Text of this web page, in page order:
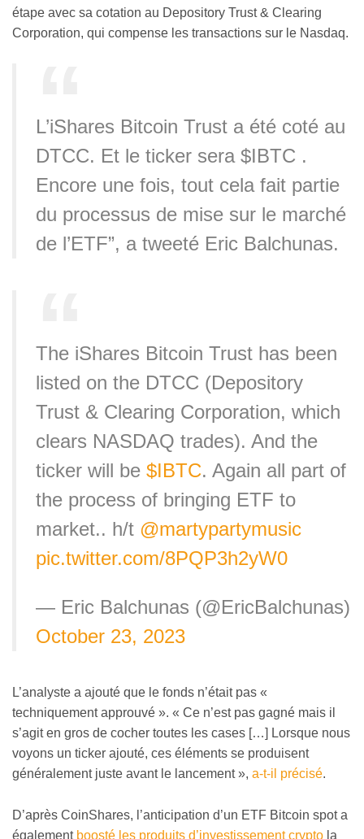
étape avec sa cotation au Depository Trust & Clearing
Corporation, qui compense les transactions sur le Nasdaq.
L’iShares Bitcoin Trust a été coté au
DTCC. Et le ticker sera $IBTC .
Encore une fois, tout cela fait partie
du processus de mise sur le marché
de l’ETF”, a tweeté Eric Balchunas.
The iShares Bitcoin Trust has been
listed on the DTCC (Depository
Trust & Clearing Corporation, which
clears NASDAQ trades). And the
ticker will be $IBTC. Again all part of
the process of bringing ETF to
market.. h/t @martypartymusic
pic.twitter.com/8PQP3h2yW0
— Eric Balchunas (@EricBalchunas)
October 23, 2023
L’analyste a ajouté que le fonds n’était pas «
techniquement approuvé ». « Ce n’est pas gagné mais il
s’agit en gros de cocher toutes les cases […] Lorsque nous
voyons un ticker ajouté, ces éléments se produisent
généralement juste avant le lancement », a-t-il précisé.
D’après CoinShares, l’anticipation d’un ETF Bitcoin spot a
également boosté les produits d’investissement crypto la